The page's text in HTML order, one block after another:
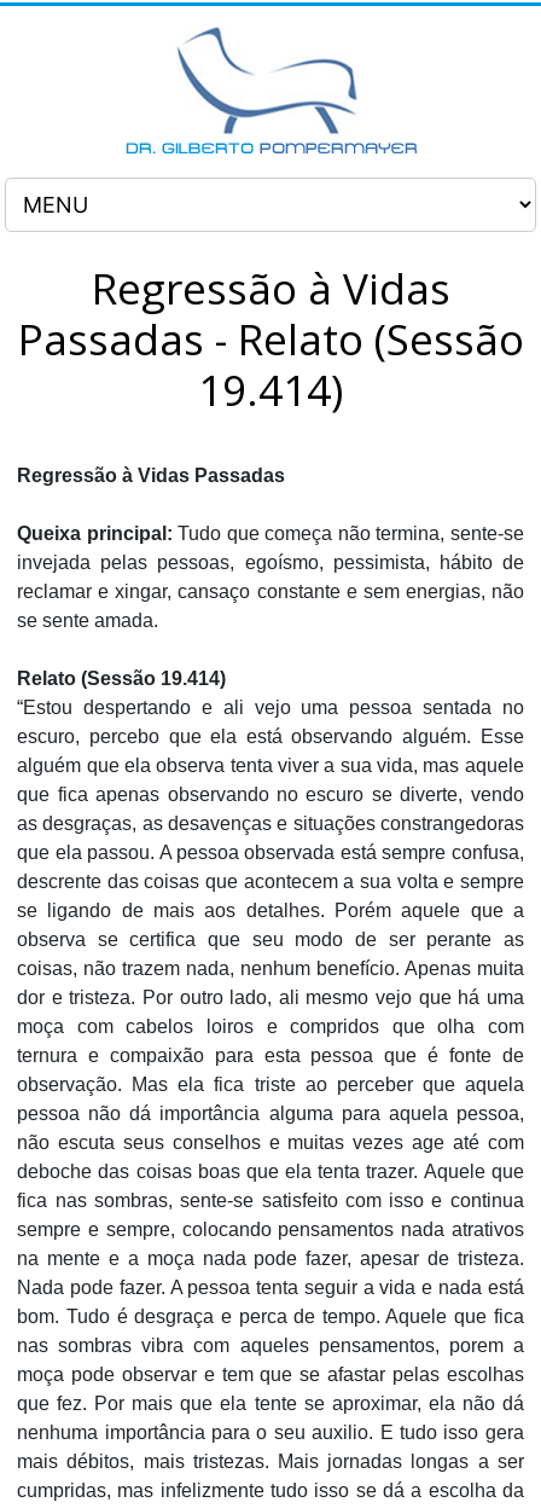
Regressão à Vidas
Passadas - Relato (Sessão
19.414)
Regressão à Vidas Passadas
Queixa principal: Tudo que começa não termina, sente-se
invejada pelas pessoas, egoísmo, pessimista, hábito de
reclamar e xingar, cansaço constante e sem energias, não
se sente amada.
Relato (Sessão 19.414)
“Estou despertando e ali vejo uma pessoa sentada no
escuro, percebo que ela está observando alguém. Esse
alguém que ela observa tenta viver a sua vida, mas aquele
que fica apenas observando no escuro se diverte, vendo
as desgraças, as desavenças e situações constrangedoras
que ela passou. A pessoa observada está sempre confusa,
descrente das coisas que acontecem a sua volta e sempre
se ligando de mais aos detalhes. Porém aquele que a
observa se certifica que seu modo de ser perante as
coisas, não trazem nada, nenhum benefício. Apenas muita
dor e tristeza. Por outro lado, ali mesmo vejo que há uma
moça com cabelos loiros e compridos que olha com
ternura e compaixão para esta pessoa que é fonte de
observação. Mas ela fica triste ao perceber que aquela
pessoa não dá importância alguma para aquela pessoa,
não escuta seus conselhos e muitas vezes age até com
deboche das coisas boas que ela tenta trazer. Aquele que
fica nas sombras, sente-se satisfeito com isso e continua
sempre e sempre, colocando pensamentos nada atrativos
na mente e a moça nada pode fazer, apesar de tristeza.
Nada pode fazer. A pessoa tenta seguir a vida e nada está
bom. Tudo é desgraça e perca de tempo. Aquele que fica
nas sombras vibra com aqueles pensamentos, porem a
moça pode observar e tem que se afastar pelas escolhas
que fez. Por mais que ela tente se aproximar, ela não dá
nenhuma importância para o seu auxilio. E tudo isso gera
mais débitos, mais tristezas. Mais jornadas longas a ser
cumpridas, mas infelizmente tudo isso se dá a escolha da